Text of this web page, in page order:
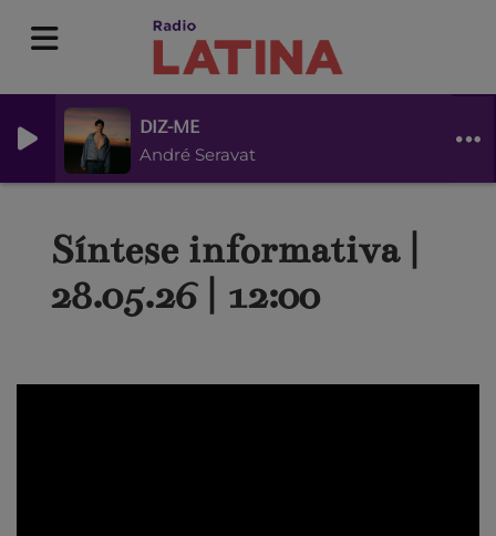
DIZ-ME
André Seravat
Síntese informativa |
28.05.26 | 12:00